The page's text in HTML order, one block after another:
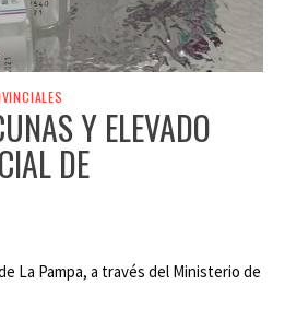
Y ELEVADO
DE
La Pampa, a través del Ministerio de